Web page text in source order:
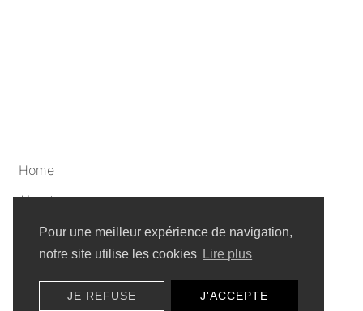
Pour une meilleur expérience de navigation,
notre site utilise les cookies Lire plus
JE REFUSE J'ACCEPTE
Home
About
Artists
Privacy policy
Sitemap